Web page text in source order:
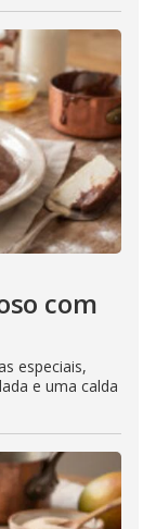
com
especiais,
e uma calda